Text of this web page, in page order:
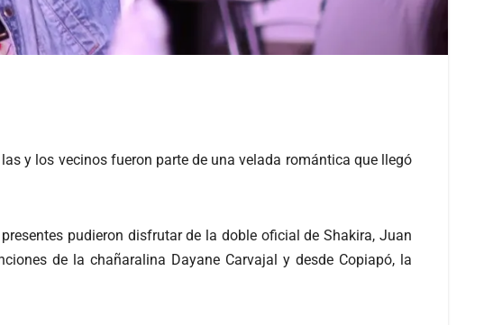
y los vecinos fueron parte de una velada romántica que llegó
pudieron disfrutar de la doble oficial de Shakira, Juan
de la chañaralina Dayane Carvajal y desde Copiapó, la